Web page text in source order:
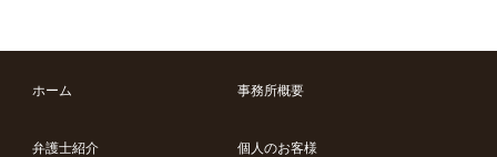
ホーム 事務所概要
弁護士紹介 個人のお客様